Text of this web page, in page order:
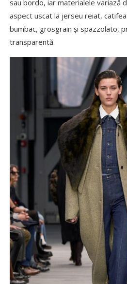
sau bordo, iar materialele variază
aspect uscat la jerseu reiat,
bumbac, grosgrain și spazzolato,
transparentă.